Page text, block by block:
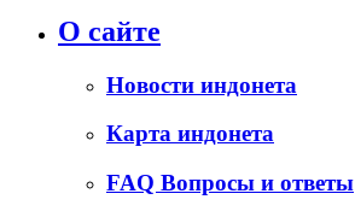
О сайте
Новости индонета
Карта индонета
FAQ Вопросы и ответы